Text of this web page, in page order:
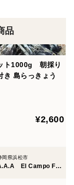
品
ト1000g 朝採り
き 島らっきょう
¥2,600
岡県浜松市
A.A.A El Campo Farm